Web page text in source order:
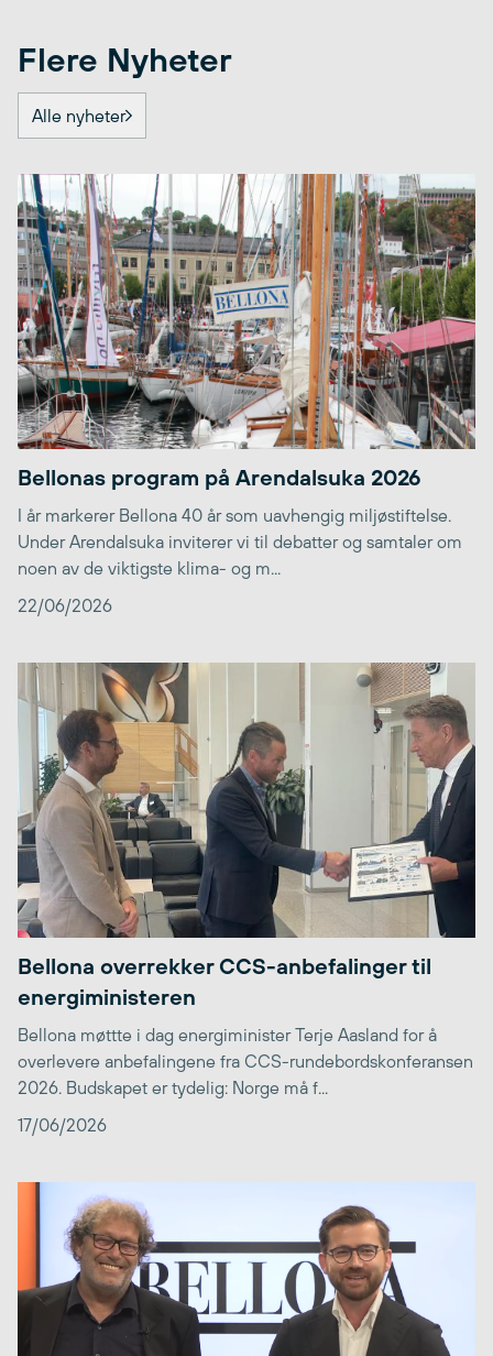
Flere Nyheter
Alle nyheter
Bellonas program på Arendalsuka 2026
I år markerer Bellona 40 år som uavhengig miljøstiftelse.
Under Arendalsuka inviterer vi til debatter og samtaler om
noen av de viktigste klima- og m...
22/06/2026
Bellona overrekker CCS-anbefalinger til
energiministeren
Bellona møttte i dag energiminister Terje Aasland for å
overlevere anbefalingene fra CCS-rundebordskonferansen
2026. Budskapet er tydelig: Norge må f...
17/06/2026